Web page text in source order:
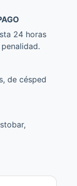
24 horas
de césped